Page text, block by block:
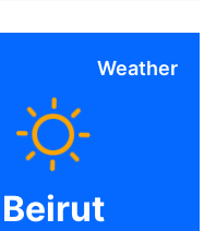
Weather
Beirut